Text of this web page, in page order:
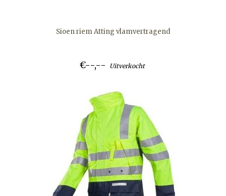
Sioen riem Atting vlamvertragend
€--,-- Uitverkocht